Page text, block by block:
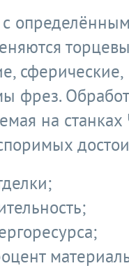
сферические,
фрез.
на станках